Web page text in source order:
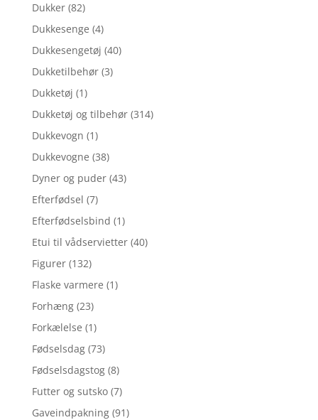
Dukker (82)
Dukkesenge (4)
Dukkesengetøj (40)
Dukketilbehør (3)
Dukketøj (1)
Dukketøj og tilbehør (314)
Dukkevogn (1)
Dukkevogne (38)
Dyner og puder (43)
Efterfødsel (7)
Efterfødselsbind (1)
Etui til vådservietter (40)
Figurer (132)
Flaske varmere (1)
Forhæng (23)
Forkælelse (1)
Fødselsdag (73)
Fødselsdagstog (8)
Futter og sutsko (7)
Gaveindpakning (91)